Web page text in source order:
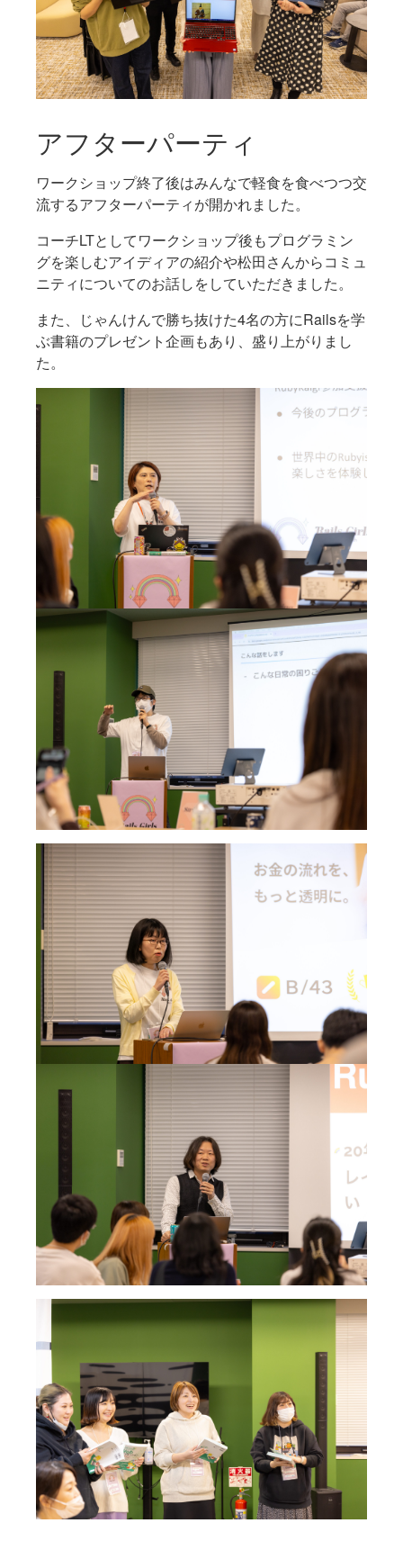
アフターパーティ
ワークショップ終了後はみんなで軽食を食べつつ交
流するアフターパーティが開かれました。
コーチLTとしてワークショップ後もプログラミン
グを楽しむアイディアの紹介や松田さんからコミュ
ニティについてのお話しをしていただきました。
また、じゃんけんで勝ち抜けた4名の方にRailsを学
ぶ書籍のプレゼント企画もあり、盛り上がりまし
た。